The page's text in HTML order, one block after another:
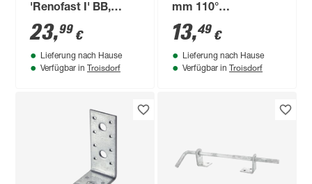
'Renofast I' BB,
Edelstahl
poliert/satiniert
23,99 €
Lieferung nach Hause
Verfügbar in Troisdorf
mm 110°
vorliegender
Anschlag 2 Stück
13,49 €
Lieferung nach Hause
Verfügbar in Troisdorf